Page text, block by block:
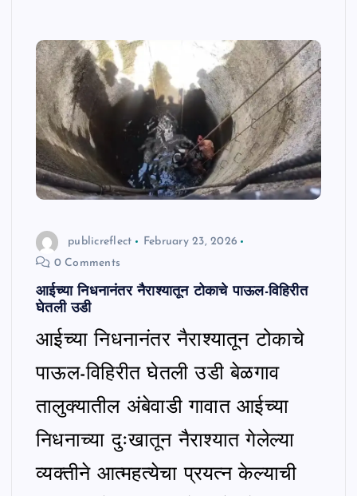
publicreflect
February 23, 2026
0 Comments
आईच्या निधनानंतर नैराश्यातून टोकाचे पाऊल-विहिरीत
घेतली उडी
आईच्या निधनानंतर नैराश्यातून टोकाचे
पाऊल-विहिरीत घेतली उडी बेळगाव
तालुक्यातील अंबेवाडी गावात आईच्या
निधनाच्या दुःखातून नैराश्यात गेलेल्या
व्यक्तीने आत्महत्येचा प्रयत्न केल्याची